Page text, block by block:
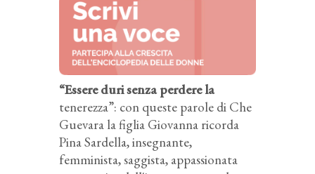
“Essere duri senza perdere la
tenerezza”: con queste parole di Che
Guevara la figlia Giovanna ricorda
Pina Sardella, insegnante,
femminista, saggista, appassionata